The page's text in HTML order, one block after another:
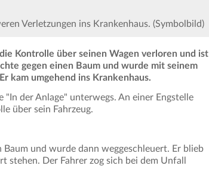
Verletzungen ins Krankenhaus. (Symbolbild)
Kontrolle über seinen Wagen verloren und ist
gegen einen Baum und wurde mit seinem
kam umgehend ins Krankenhaus.
der Anlage" unterwegs. An einer Engstelle
über sein Fahrzeug.
Baum und wurde dann weggeschleuert. Er blieb
stehen. Der Fahrer zog sich bei dem Unfall